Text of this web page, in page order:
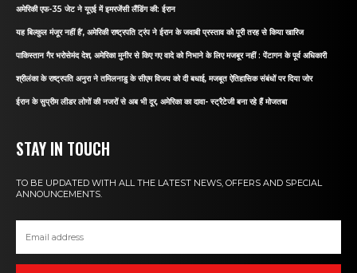
अमेरिकी एफ-35 जेट ने यूएई में इमरजेंसी लैंडिंग की: ईरान
यह बिल्कुल मंजूर नहीं है’, अमेरिकी राष्ट्रपति ट्रंप ने ईरान के जवाबी प्रस्ताव को पूरी तरह से किया खारिज
पाकिस्तान गैर भरोसेमंद देश, अमेरिका मुनीर से किए गए वादे को निभाने के लिए मजबूर नहीं : पेंटागन के पूर्व अधिकारी
श्रीलंका के राष्ट्रपति अनुरा ने तमिलनाडु के सीएम विजय को दी बधाई, मजबूत ऐतिहासिक संबंधों पर दिया जोर
ईरान के सुप्रीम लीडर लोगों की नजरों से अब भी दूर, अमेरिका का दावा- स्ट्रैटेजी बना रहे हैं मोजतबा
STAY IN TOUCH
TO BE UPDATED WITH ALL THE LATEST NEWS, OFFERS AND SPECIAL
ANNOUNCEMENTS.